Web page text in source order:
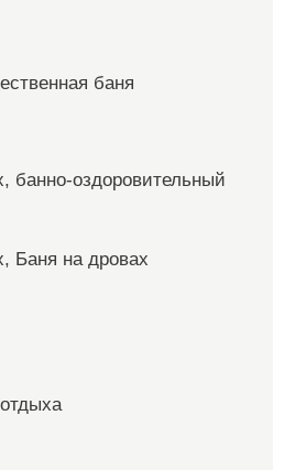
баня
банно-оздоровительный
Баня на дровах